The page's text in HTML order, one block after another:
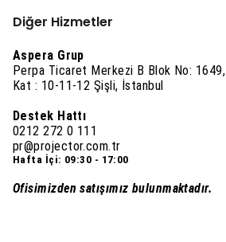
Diğer Hizmetler
Aspera Grup
Perpa Ticaret Merkezi B Blok No: 1649,
Kat : 10-11-12 Şişli, İstanbul
Destek Hattı
0212 272 0 111
pr@projector.com.tr
Hafta İçi: 09:30 - 17:00
Ofisimizden satışımız bulunmaktadır.